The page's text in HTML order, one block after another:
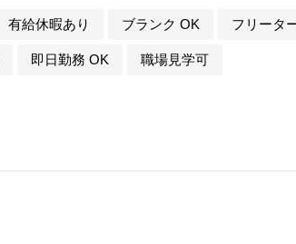
有給休暇あり ブランク OK フリータ
即日勤務 OK 職場見学可